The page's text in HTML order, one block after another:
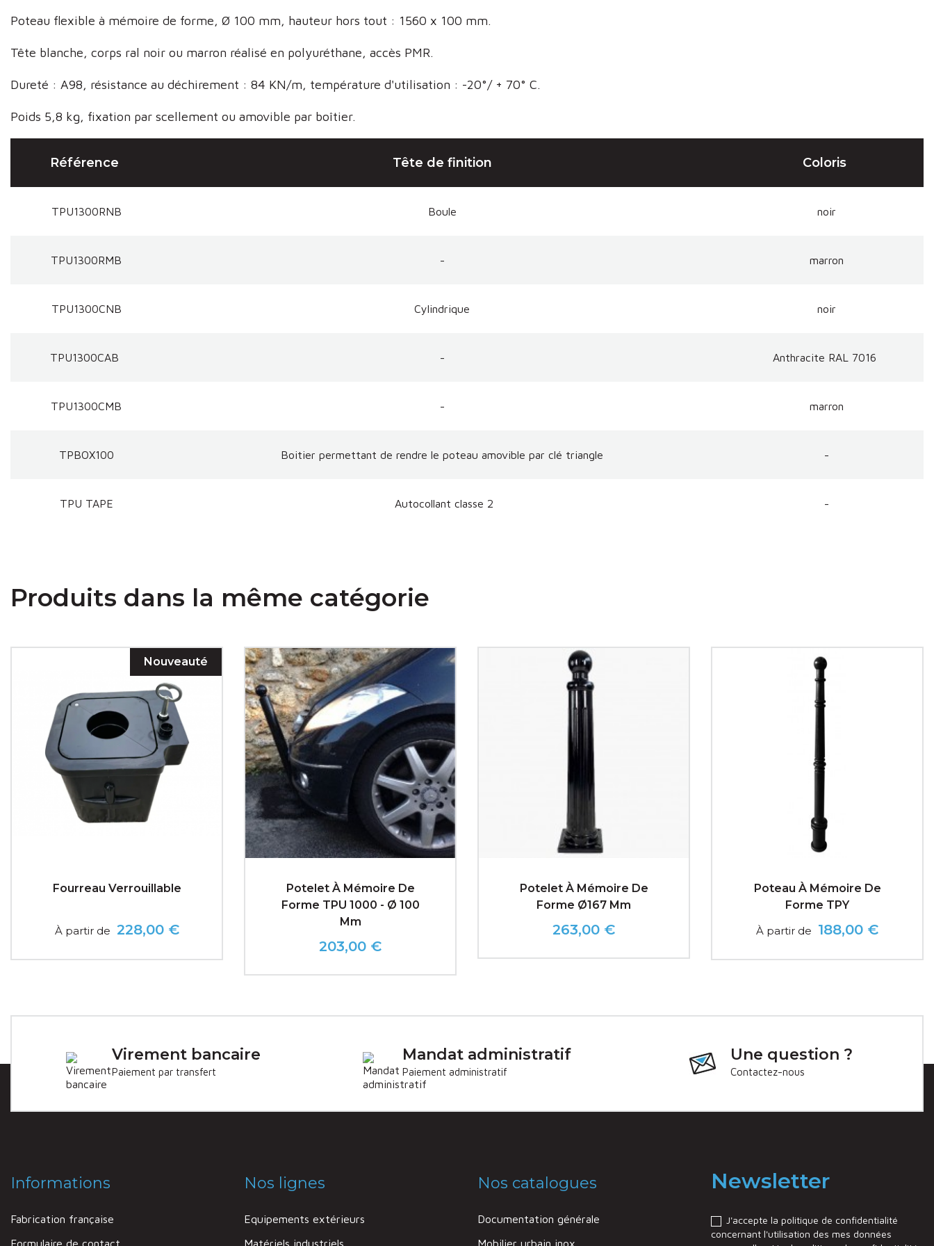
Poteau flexible à mémoire de forme, Ø 100 mm, hauteur hors tout : 1560 x 100 mm.
Tête blanche, corps ral noir ou marron réalisé en polyuréthane, accès PMR.
Dureté : A98, résistance au déchirement : 84 KN/m, température d'utilisation : -20°/ + 70° C.
Poids 5,8 kg, fixation par scellement ou amovible par boîtier.
Référence Tête de finition Coloris
TPU1300RNB Boule noir
TPU1300RMB - marron
TPU1300CNB Cylindrique noir
TPU1300CAB - Anthracite RAL 7016
TPU1300CMB - marron
TPBOX100 Boitier permettant de rendre le poteau amovible par clé triangle -
TPU TAPE Autocollant classe 2 -
Produits dans la même catégorie
Nouveauté
Fourreau Verrouillable
Prix
À partir de 228,00 €
Potelet À Mémoire De
Forme TPU 1000 - Ø 100
Mm
Prix
203,00 €
Potelet À Mémoire De
Forme Ø167 Mm
Prix
263,00 €
Poteau À Mémoire De
Forme TPY
Prix
À partir de 188,00 €
Virement bancaire
Paiement par transfert
Mandat administratif
Paiement administratif
Une question ?
Contactez-nous
Informations
Fabrication française
Formulaire de contact
Nos lignes
Equipements extérieurs
Matériels industriels
Nos catalogues
Documentation générale
Mobilier urbain inox
Newsletter
J'accepte la politique de confidentialité
concernant l'utilisation des mes données